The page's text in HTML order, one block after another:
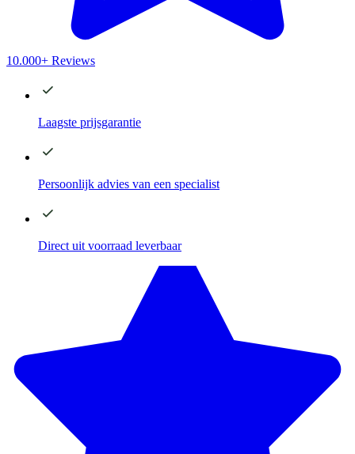
10.000+ Reviews
Laagste prijsgarantie
Persoonlijk advies van een specialist
Direct uit voorraad leverbaar